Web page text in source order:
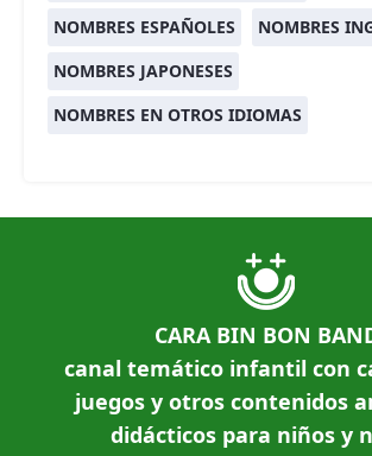
NOMBRES ESPAÑOLES
NOMBRES
NOMBRES JAPONESES
NOMBRES EN OTROS IDIOMAS
CARA BIN BON
canal temático infantil con
juegos y otros contenidos
didácticos para niños y